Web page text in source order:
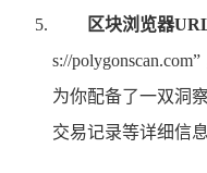
区块浏览器
s://
为你配备了一双洞
交易记录等详细信息